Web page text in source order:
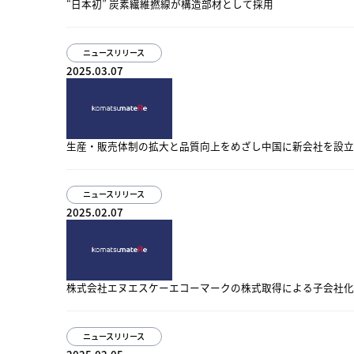
“日本初” 炭素繊維撚線が構造部材として採用
ニュースリリース
2025.03.07
生産・販売体制の拡大と品質向上をめざし中国に新会社を設立
ニュースリリース
2025.02.07
株式会社エヌエスケーエコーマークの株式取得による子会社
ニュースリリース